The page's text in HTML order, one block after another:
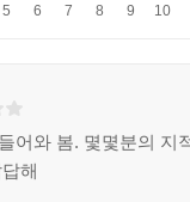
5 6 7 8 9 10
어와 봄. 몇몇분의 지
해